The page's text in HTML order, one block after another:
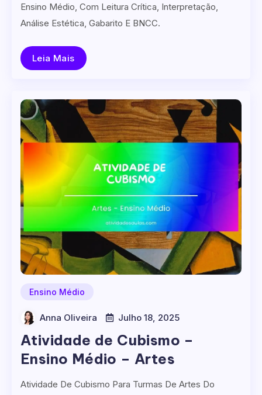
Ensino Médio, Com Leitura Crítica, Interpretação,
Análise Estética, Gabarito E BNCC.
Leia Mais
Ensino Médio
Anna Oliveira Julho 18, 2025
Atividade de Cubismo –
Ensino Médio – Artes
Atividade De Cubismo Para Turmas De Artes Do